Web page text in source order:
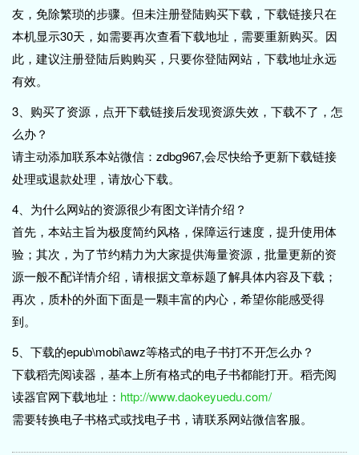
友，免除繁琐的步骤。但未注册登陆购买下载，下载链接只在
本机显示30天，如需要再次查看下载地址，需要重新购买。因
此，建议注册登陆后购购买，只要你登陆网站，下载地址永远
有效。
3、购买了资源，点开下载链接后发现资源失效，下载不了，怎
么办？
请主动添加联系本站微信：zdbg967,会尽快给予更新下载链接
处理或退款处理，请放心下载。
4、为什么网站的资源很少有图文详情介绍？
首先，本站主旨为极度简约风格，保障运行速度，提升使用体
验；其次，为了节约精力为大家提供海量资源，批量更新的资
源一般不配详情介绍，请根据文章标题了解具体内容及下载；
再次，质朴的外面下面是一颗丰富的内心，希望你能感受得
到。
5、下载的epub\mobi\awz等格式的电子书打不开怎么办？
下载稻壳阅读器，基本上所有格式的电子书都能打开。稻壳阅
读器官网下载地址： http://www.daokeyuedu.com/
需要转换电子书格式或找电子书，请联系网站微信客服。